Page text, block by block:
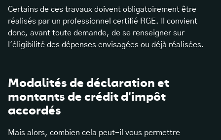
Certains de ces travaux doivent obligatoirement être
réalisés par un professionnel certifié RGE. Il convient
donc, avant toute demande, de se renseigner sur
l'éligibilité des dépenses envisagées ou déjà réalisées.
Modalités de déclaration et
montants de crédit d'impôt
accordés
Mais alors, combien cela peut-il vous permettre